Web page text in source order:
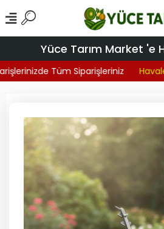
Yüce Tarım Market 'e
Tüm Siparişleriniz